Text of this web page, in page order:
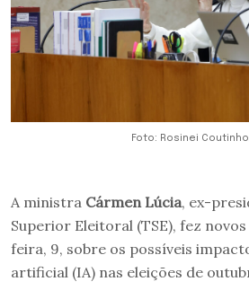
Foto: Rosinei
A ministra Cármen Lúcia, ex-
Superior Eleitoral (TSE), fez
feira, 9, sobre os possíveis
artificial (IA) nas eleições de